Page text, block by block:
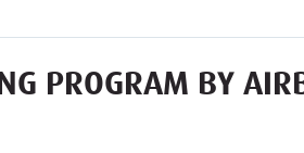
PROGRAM BY